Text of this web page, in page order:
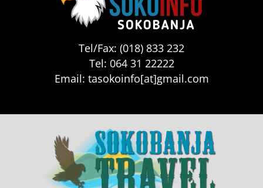
Tel/Fax: (018) 833 232
Tel: 064 31 22222
Email: tasokoinfo[at]gmail.com